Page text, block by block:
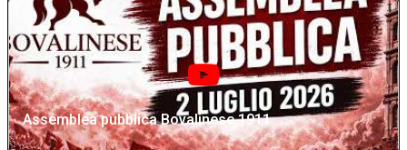
Assemblea pubblica Bovalinese 1911